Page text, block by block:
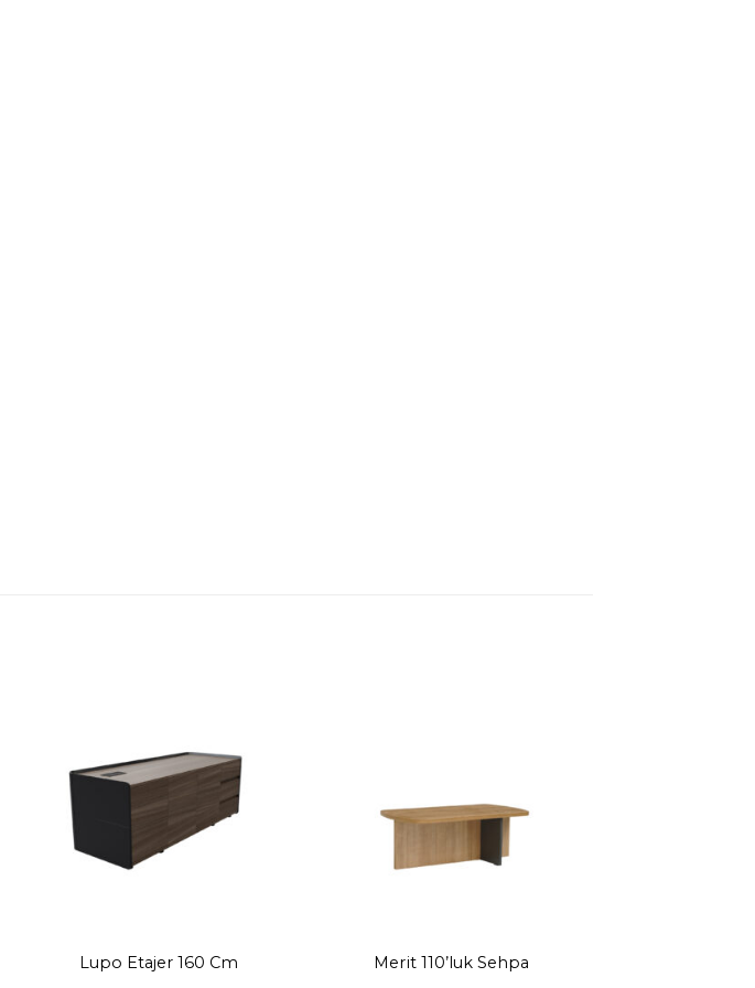
Lupo Etajer 160 Cm Merit 110’luk Sehpa